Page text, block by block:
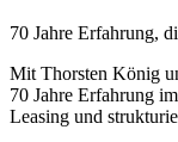
70 Jahre Erfahrung,
Mit Thorsten König
70 Jahre Erfahrung
Leasing und